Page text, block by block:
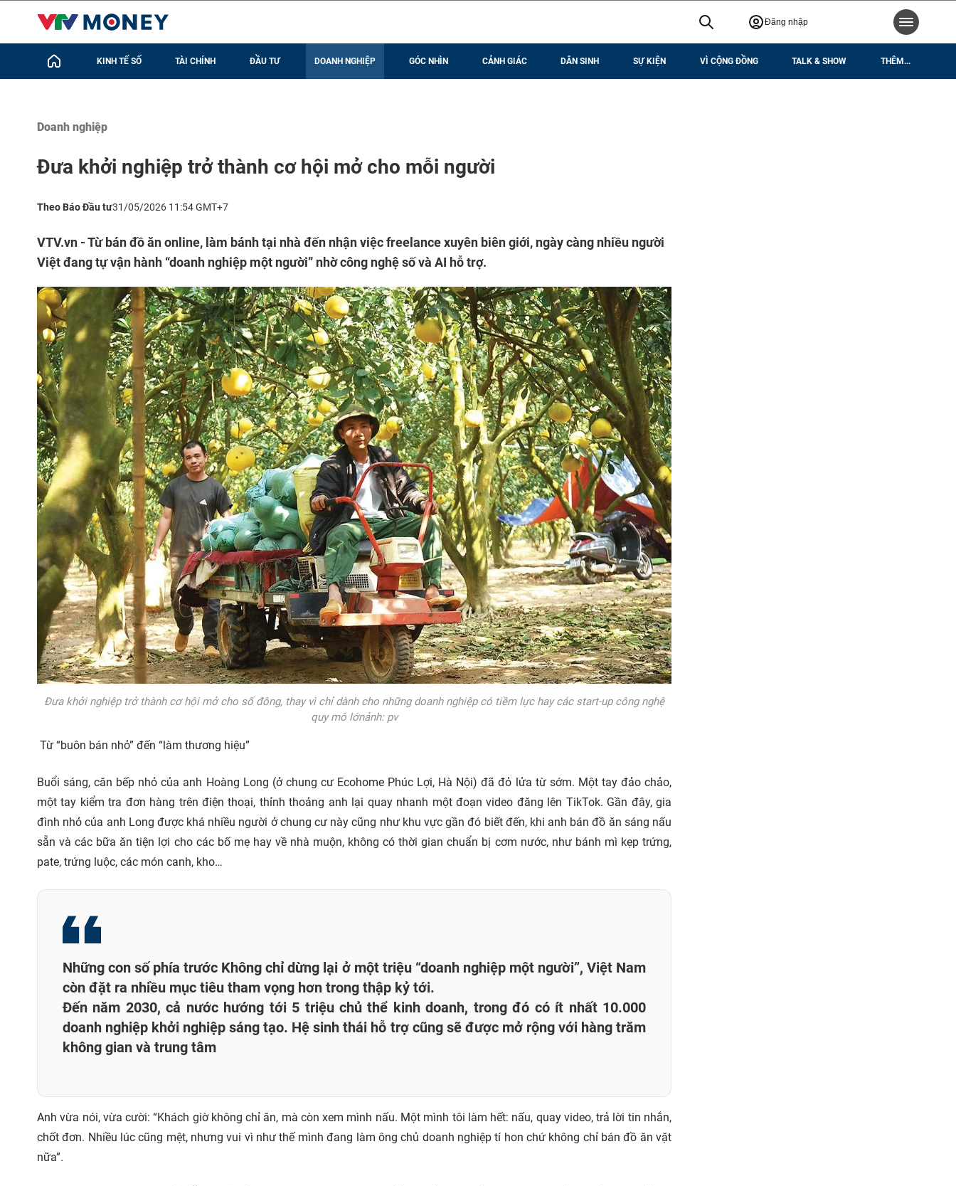
Đăng nhập
KINH TẾ SỐ TÀI CHÍNH ĐẦU TƯ DOANH NGHIỆP GÓC NHÌN CẢNH GIÁC DÂN SINH SỰ KIỆN VÌ CỘNG ĐỒNG TALK & SHOW THÊM...
Doanh nghiệp
Đưa khởi nghiệp trở thành cơ hội mở cho mỗi người
Theo Báo Đầu tư31/05/2026 11:54 GMT+7
VTV.vn - Từ bán đồ ăn online, làm bánh tại nhà đến nhận việc freelance xuyên biên giới, ngày càng nhiều người
Việt đang tự vận hành “doanh nghiệp một người” nhờ công nghệ số và AI hỗ trợ.
Đưa khởi nghiệp trở thành cơ hội mở cho số đông, thay vì chỉ dành cho những doanh nghiệp có tiềm lực hay các start-up công nghệ
quy mô lớnảnh: pv
Từ “buôn bán nhỏ” đến “làm thương hiệu”
Buổi sáng, căn bếp nhỏ của anh Hoàng Long (ở chung cư Ecohome Phúc Lợi, Hà Nội) đã đỏ lửa từ sớm. Một tay đảo chảo,
một tay kiểm tra đơn hàng trên điện thoại, thỉnh thoảng anh lại quay nhanh một đoạn video đăng lên TikTok. Gần đây, gia
đình nhỏ của anh Long được khá nhiều người ở chung cư này cũng như khu vực gần đó biết đến, khi anh bán đồ ăn sáng nấu
sẵn và các bữa ăn tiện lợi cho các bố mẹ hay về nhà muộn, không có thời gian chuẩn bị cơm nước, như bánh mì kẹp trứng,
pate, trứng luộc, các món canh, kho…
Những con số phía trước Không chỉ dừng lại ở một triệu “doanh nghiệp một người”, Việt Nam
còn đặt ra nhiều mục tiêu tham vọng hơn trong thập kỷ tới.
Đến năm 2030, cả nước hướng tới 5 triệu chủ thể kinh doanh, trong đó có ít nhất 10.000
doanh nghiệp khởi nghiệp sáng tạo. Hệ sinh thái hỗ trợ cũng sẽ được mở rộng với hàng trăm
không gian và trung tâm
Anh vừa nói, vừa cười: “Khách giờ không chỉ ăn, mà còn xem mình nấu. Một mình tôi làm hết: nấu, quay video, trả lời tin nhắn,
chốt đơn. Nhiều lúc cũng mệt, nhưng vui vì như thế mình đang làm ông chủ doanh nghiệp tí hon chứ không chỉ bán đồ ăn vặt
nữa”.